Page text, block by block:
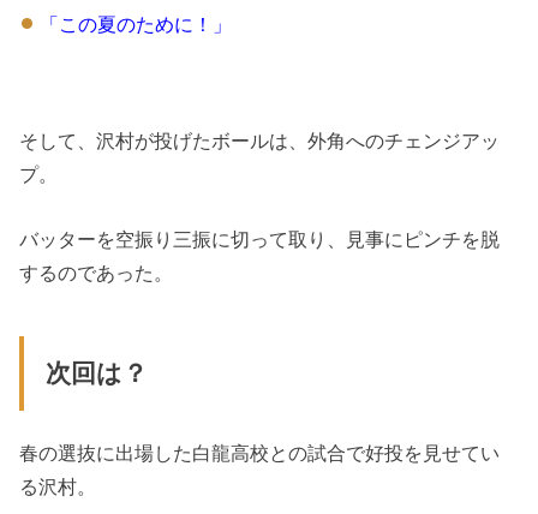
「この夏のために！」
そして、沢村が投げたボールは、外角へのチェンジアッ
プ。
バッターを空振り三振に切って取り、見事にピンチを脱
するのであった。
次回は？
春の選抜に出場した白龍高校との試合で好投を見せてい
る沢村。